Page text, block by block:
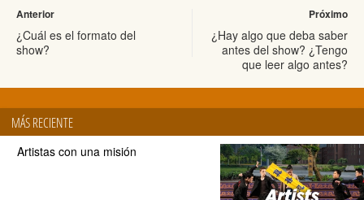
Anterior
¿Cuál es el formato del
show?
Próximo
¿Hay algo que deba saber
antes del show? ¿Tengo
que leer algo antes?
MÁS RECIENTE
Artistas con una misión